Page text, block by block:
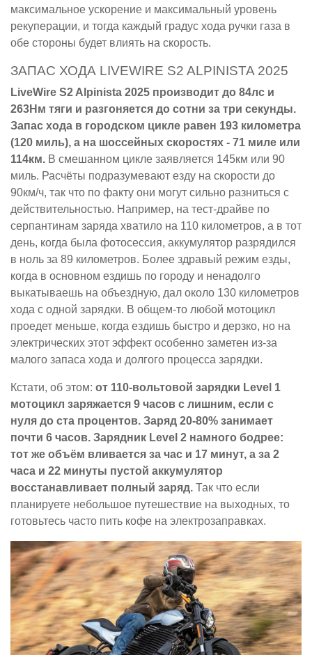
максимальное ускорение и максимальный уровень
рекуперации, и тогда каждый градус хода ручки газа в
обе стороны будет влиять на скорость.
ЗАПАС ХОДА LIVEWIRE S2 ALPINISTA 2025
LiveWire S2 Alpinista 2025 производит до 84лс и
263Нм тяги и разгоняется до сотни за три секунды.
Запас хода в городском цикле равен 193 километра
(120 миль), а на шоссейных скоростях - 71 миле или
114км. В смешанном цикле заявляется 145км или 90
миль. Расчёты подразумевают езду на скорости до
90км/ч, так что по факту они могут сильно разниться с
действительностью. Например, на тест-драйве по
серпантинам заряда хватило на 110 километров, а в тот
день, когда была фотосессия, аккумулятор разрядился
в ноль за 89 километров. Более здравый режим езды,
когда в основном ездишь по городу и ненадолго
выкатываешь на объездную, дал около 130 километров
хода с одной зарядки. В общем-то любой мотоцикл
проедет меньше, когда ездишь быстро и дерзко, но на
электрических этот эффект особенно заметен из-за
малого запаса хода и долгого процесса зарядки.
Кстати, об этом: от 110-вольтовой зарядки Level 1
мотоцикл заряжается 9 часов с лишним, если с
нуля до ста процентов. Заряд 20-80% занимает
почти 6 часов. Зарядник Level 2 намного бодрее:
тот же объём вливается за час и 17 минут, а за 2
часа и 22 минуты пустой аккумулятор
восстанавливает полный заряд. Так что если
планируете небольшое путешествие на выходных, то
готовьтесь часто пить кофе на электрозаправках.